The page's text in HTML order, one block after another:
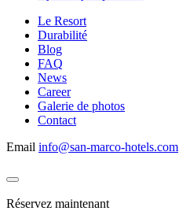
Le Resort
Durabilité
Blog
FAQ
News
Career
Galerie de photos
Contact
Email info@san-marco-hotels.com
Réservez maintenant